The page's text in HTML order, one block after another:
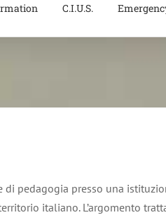
C.I.U.S.
pedagogia presso una
italiano. L’argomento